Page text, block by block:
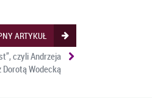
ARTYKUŁ
czyli Andrzeja
Wodecką